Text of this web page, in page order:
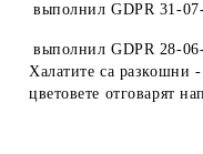
выполнилGDPR 31-
выполнилGDPR 28-
Халатите са разкошни
цветовете отговарят